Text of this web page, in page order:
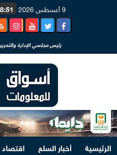
9 أغسطس 2026
رئيس مجلسي الإدارة والتحرير
الرئيسية أخبار السلع اقتصاد